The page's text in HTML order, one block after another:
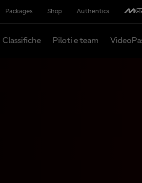
Packages Shop Authentics
Classifiche Piloti e team